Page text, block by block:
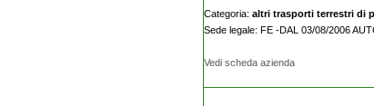
Categoria: altri trasporti terrestri di
Sede legale: FE -DAL 03/08/2006
Vedi scheda azienda